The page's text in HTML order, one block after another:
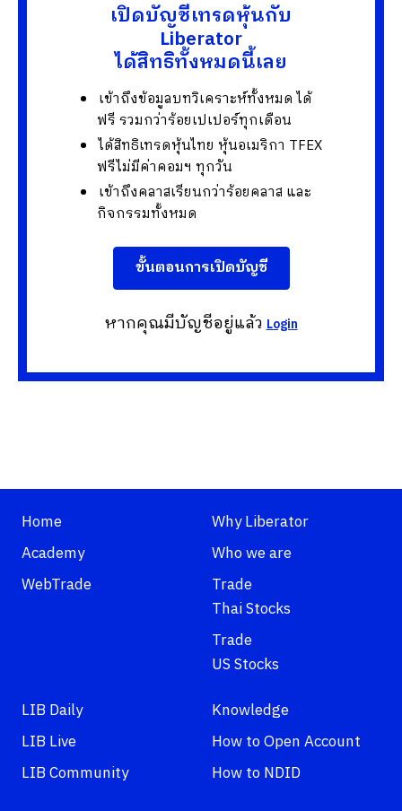
เปิดบัญชีเทรดหุ้นกับ
Liberator
ได้สิทธิทั้งหมดนี้เลย
เข้าถึงข้อมูลบทวิเคราะห์ทั้งหมด ได้
ฟรี รวมกว่าร้อยเปเปอร์ทุกเดือน
ได้สิทธิเทรดหุ้นไทย หุ้นอเมริกา TFEX
ฟรีไม่มีค่าคอมฯ ทุกวัน
เข้าถึงคลาสเรียนกว่าร้อยคลาส และ
กิจกรรมทั้งหมด
ขั้นตอนการเปิดบัญชี
หากคุณมีบัญชีอยู่แล้วLogin
Home
Academy
WebTrade
Why Liberator
Who we are
Trade
Thai Stocks
Trade
US Stocks
LIB Daily
LIB Live
LIB Community
Knowledge
How to Open Account
How to NDID